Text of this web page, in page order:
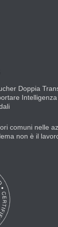
Doppia
comuni nelle
non è il